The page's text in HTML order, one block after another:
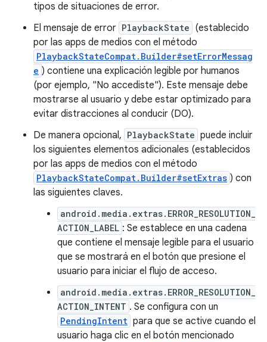
tipos de situaciones de error.
El mensaje de error PlaybackState (establecido
por las apps de medios con el método
PlaybackStateCompat.Builder#setErrorMessag
e ) contiene una explicación legible por humanos
(por ejemplo, "No accediste"). Este mensaje debe
mostrarse al usuario y debe estar optimizado para
evitar distracciones al conducir (DO).
De manera opcional, PlaybackState puede incluir
los siguientes elementos adicionales (establecidos
por las apps de medios con el método
PlaybackStateCompat.Builder#setExtras ) con
las siguientes claves.
android.media.extras.ERROR_RESOLUTION_
ACTION_LABEL : Se establece en una cadena
que contiene el mensaje legible para el usuario
que se mostrará en el botón que presione el
usuario para iniciar el flujo de acceso.
android.media.extras.ERROR_RESOLUTION_
ACTION_INTENT . Se configura con un
PendingIntent para que se active cuando el
usuario haga clic en el botón mencionado